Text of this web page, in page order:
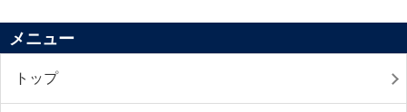
メニュー
トップ